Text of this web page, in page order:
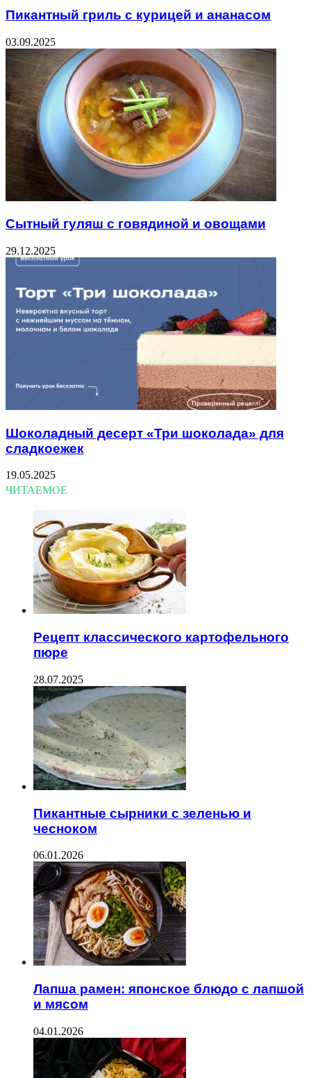
Пикантный гриль с курицей и ананасом
03.09.2025
Сытный гуляш с говядиной и овощами
29.12.2025
Шоколадный десерт «Три шоколада» для
сладкоежек
19.05.2025
ЧИТАЕМОЕ
Рецепт классического картофельного
пюре
28.07.2025
Пикантные сырники с зеленью и
чесноком
06.01.2026
Лапша рамен: японское блюдо с лапшой
и мясом
04.01.2026